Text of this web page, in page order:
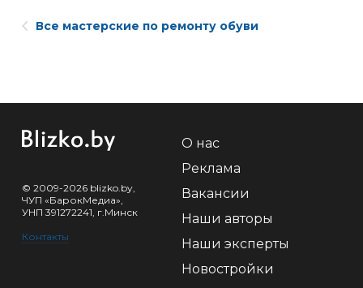
Все мастерские по ремонту обуви
© 2009-2026 blizko.by,
ЧУП «БарокМедиа»,
УНП 391272241, г.Минск
Контакты
О нас
Реклама
Вакансии
Наши авторы
Наши эксперты
Новостройки